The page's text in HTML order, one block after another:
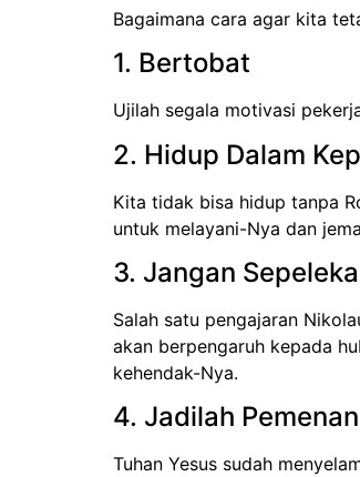
Bagaimana cara agar kita
1. Bertobat
Ujilah segala motivasi
2. Hidup Dalam
Kita tidak bisa hidup tanpa
untuk melayani-Nya dan
3. Jangan
Salah satu pengajaran
akan berpengaruh kepada
kehendak-Nya.
4. Jadilah
Tuhan Yesus sudah